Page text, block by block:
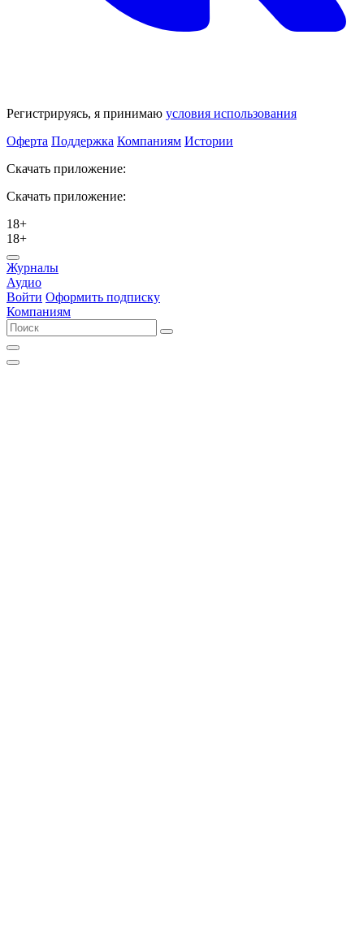
Регистрируясь, я принимаю условия использования
Оферта Поддержка Компаниям Истории
Скачать приложение:
Скачать приложение:
18+
18+
Журналы
Аудио
Войти Оформить подписку
Компаниям